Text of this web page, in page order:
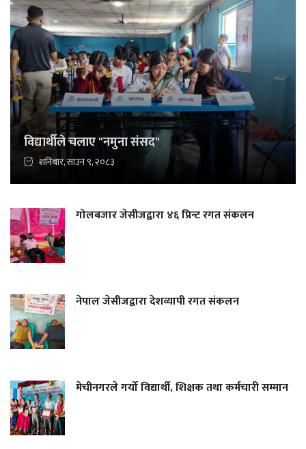
विद्यार्थीले चलाए "नमुना संसद"
शनिबार, साउन ९, २०८३
गोलबजार जेसीजद्वारा ४६ प्रिन्ट रगत संकलन
नेपाल जेसीजद्वारा देशव्यापी रगत संकलन
मेचीनगरले गर्यो विद्यार्थी, शिक्षक तथा कर्मचारी सम्मान